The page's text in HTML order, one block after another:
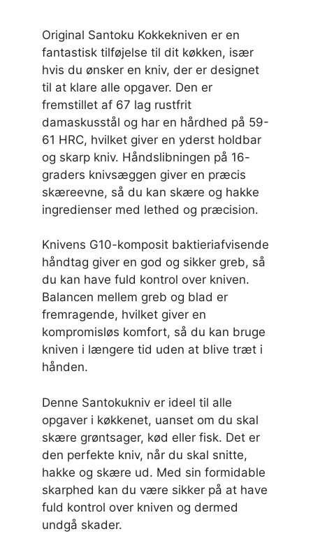
Original Santoku Kokkekniven er en
fantastisk tilføjelse til dit køkken, især
hvis du ønsker en kniv, der er designet
til at klare alle opgaver. Den er
fremstillet af 67 lag rustfrit
damaskusstål og har en hårdhed på 59-
61 HRC, hvilket giver en yderst holdbar
og skarp kniv. Håndslibningen på 16-
graders knivsæggen giver en præcis
skæreevne, så du kan skære og hakke
ingredienser med lethed og præcision.
Knivens G10-komposit baktieriafvisende
håndtag giver en god og sikker greb, så
du kan have fuld kontrol over kniven.
Balancen mellem greb og blad er
fremragende, hvilket giver en
kompromisløs komfort, så du kan bruge
kniven i længere tid uden at blive træt i
hånden.
Denne Santokukniv er ideel til alle
opgaver i køkkenet, uanset om du skal
skære grøntsager, kød eller fisk. Det er
den perfekte kniv, når du skal snitte,
hakke og skære ud. Med sin formidable
skarphed kan du være sikker på at have
fuld kontrol over kniven og dermed
undgå skader.